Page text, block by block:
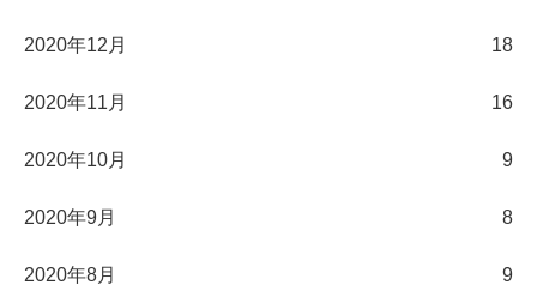
2020年12月 18
2020年11月 16
2020年10月 9
2020年9月 8
2020年8月 9